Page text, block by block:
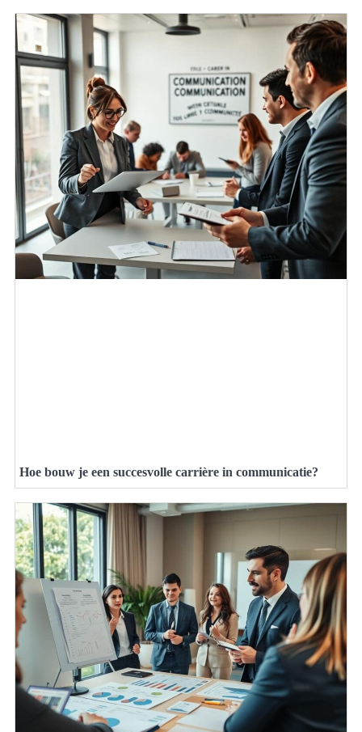
Hoe bouw je een succesvolle carrière in communicatie?